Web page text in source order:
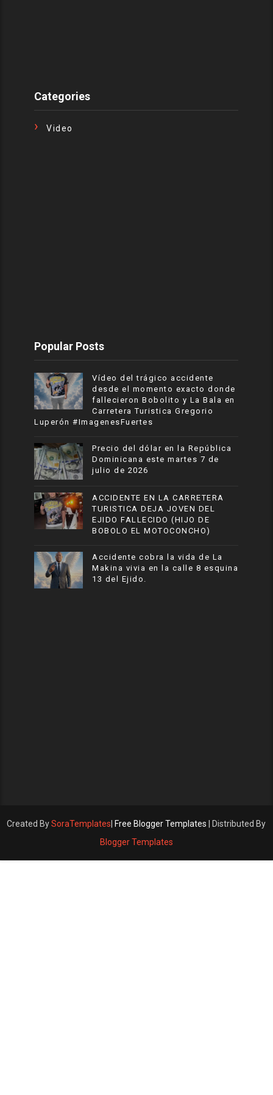
Categories
Video
Popular Posts
Vídeo del trágico accidente
desde el momento exacto donde
fallecieron Bobolito y La Bala en
Carretera Turistica Gregorio
Luperón #ImagenesFuertes
Precio del dólar en la República
Dominicana este martes 7 de
julio de 2026
ACCIDENTE EN LA CARRETERA
TURISTICA DEJA JOVEN DEL
EJIDO FALLECIDO (HIJO DE
BOBOLO EL MOTOCONCHO)
Accidente cobra la vida de La
Makina vivia en la calle 8 esquina
13 del Ejido.
Created BySoraTemplates Free Blogger Templates | Distributed By
Blogger Templates